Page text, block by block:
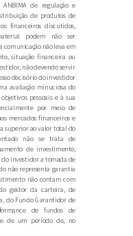
de regulação e
de produtos de
financeiros discutidos,
podem não ser
comunicação não leva em
situação financeira ou
não devendo servir
decisório do investidor
avaliação minuciosa do
pessoais e à sua
por meio de
mercados financeiros e
superior ao valor total do
não se trata de
de investimento,
investidor a tomada de
não representa garantia
não contam com
gestor da carteira, de
do Fundo Garantidor de
de fundos de
de um período de, no